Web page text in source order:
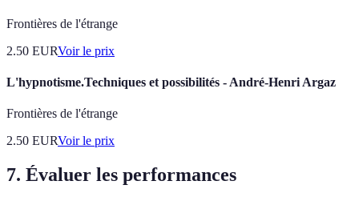
Frontières de l'étrange
2.50 EURVoir le prix
L'hypnotisme.Techniques et possibilités - André-Henri Argaz
Frontières de l'étrange
2.50 EURVoir le prix
7. Évaluer les performances